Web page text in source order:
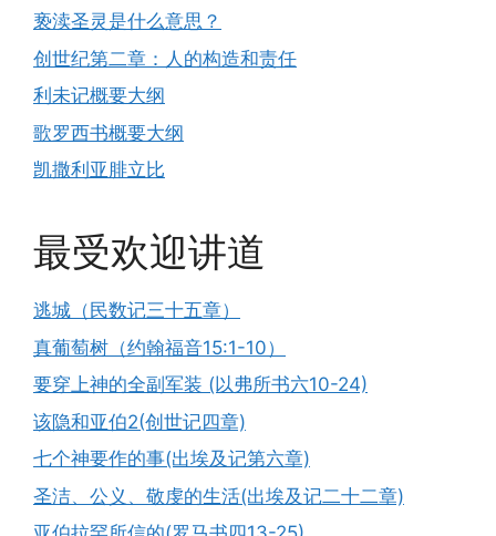
亵渎圣灵是什么意思？
创世纪第二章：人的构造和责任
利未记概要大纲
歌罗西书概要大纲
凯撒利亚腓立比
最受欢迎讲道
逃城（民数记三十五章）
真葡萄树（约翰福音15:1-10）
要穿上神的全副军装 (以弗所书六10-24)
该隐和亚伯2(创世记四章)
七个神要作的事(出埃及记第六章)
圣洁、公义、敬虔的生活(出埃及记二十二章)